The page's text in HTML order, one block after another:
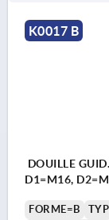
K0017 B
DOUILLE
D1=M16,
FORME=B